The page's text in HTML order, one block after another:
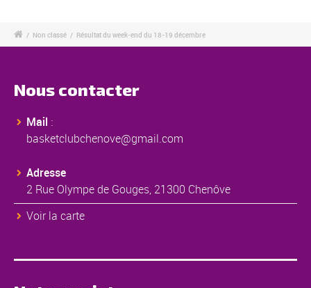
/ Non classé / Résultat du week-end du 18-19 décembre
Nous contacter
Mail :
basketclubchenove@gmail.com
Adresse
2 Rue Olympe de Gouges, 21300 Chenôve
Voir la carte